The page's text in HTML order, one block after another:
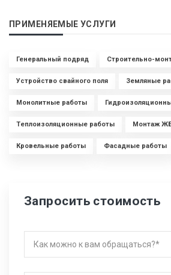
ПРИМЕНЯЕМЫЕ УСЛУГИ
Генеральный подряд Строительно-
Устройство свайного поля Земляные
Монолитные работы
Теплоизоляционные работы Монтаж
Кровельные работы Фасадные работы
Запросить стоимость